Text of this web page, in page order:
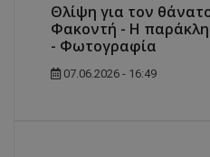
Θλίψη για τον
Φακοντή - Η
- Φωτογραφία
07.06.2026 - 16:49